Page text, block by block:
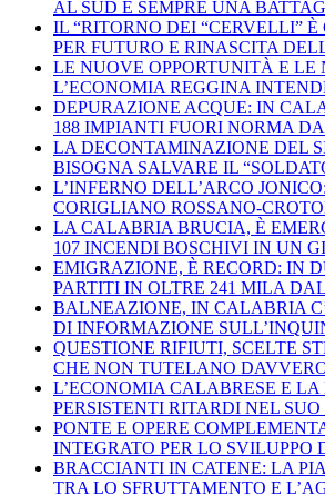
AL SUD È SEMPRE UNA
IL “RITORNO DEI “CERVELLI”
PER FUTURO E RINASCITA
LE NUOVE OPPORTUNITÀ E LE
L’ECONOMIA REGGINA
DEPURAZIONE ACQUE: IN
188 IMPIANTI FUORI NORMA
LA DECONTAMINAZIONE DEL
BISOGNA SALVARE IL
L’INFERNO DELL’ARCO
CORIGLIANO ROSSANO-
LA CALABRIA BRUCIA, È
107 INCENDI BOSCHIVI IN UN
EMIGRAZIONE, È RECORD: IN
PARTITI IN OLTRE 241 MILA
BALNEAZIONE, IN CALABRIA
DI INFORMAZIONE
QUESTIONE RIFIUTI, SCELTE
CHE NON TUTELANO
L’ECONOMIA CALABRESE E
PERSISTENTI RITARDI NEL SUO
PONTE E OPERE
INTEGRATO PER LO SVILUPPO
BRACCIANTI IN CATENE: LA
TRA LO SFRUTTAMENTO E